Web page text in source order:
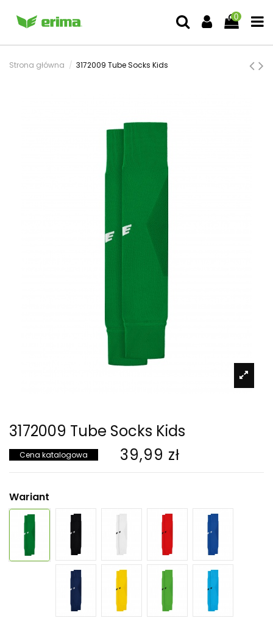
0
Strona główna 3172009 Tube Socks Kids
3172009 Tube Socks Kids
Cena katalogowa 39,99 zł
Wariant